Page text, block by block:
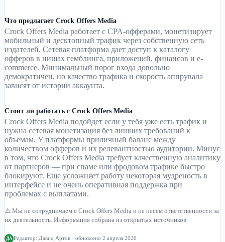
Что предлагает Crock Offers Media
Crock Offers Media работает с CPA-офферами, монетизирует
мобильный и десктопный трафик через собственную сеть
издателей. Сетевая платформа дает доступ к каталогу
офферов в нишах гемблинга, приложений, финансов и e-
commerce. Минимальный порог входа довольно
демократичен, но качество трафика и скорость аппрувала
зависят от истории аккаунта.
Стоит ли работать с Crock Offers Media
Crock Offers Media подойдет если у тебя уже есть трафик и
нужна сетевая монетизация без лишних требований к
объемам. У платформы приличный баланс между
количеством офферов и их релевантностью аудитории. Минус
в том, что Crock Offers Media требует качественную аналитику
от партнеров — при спаме или фродовом трафике быстро
блокируют. Еще усложняет работу некоторая мудреность в
интерфейсе и не очень оперативная поддержка при
проблемах с выплатами.
⚠️ Мы не сотрудничаем с Crock Offers Media и не несём ответственности за
их деятельность. Информация собрана из открытых источников.
ДА Редактор: Давид Артов · обновлено 2 апреля 2026